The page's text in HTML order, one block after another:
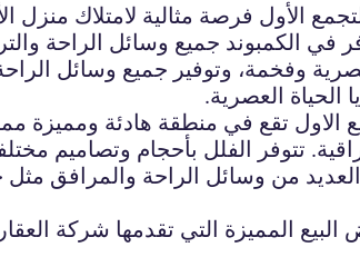
الأول فرصة مثالية لامتلاك
في الكمبوند جميع وسائل الراحة
وفخمة، وتوفير جميع وسائل
الحياة العصرية.
الاول تقع في منطقة هادئة ومميزة
تتوفر الفلل بأحجام وتصاميم
العديد من وسائل الراحة والمرافق
المميزة التي تقدمها شركة